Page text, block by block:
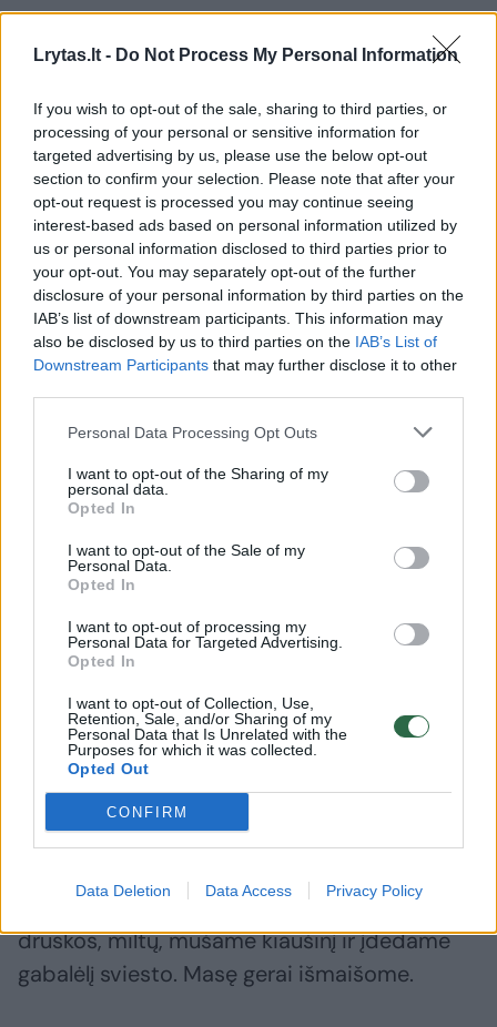
Lrytas.lt - Do Not Process My Personal Information
If you wish to opt-out of the sale, sharing to third parties, or
processing of your personal or sensitive information for
targeted advertising by us, please use the below opt-out
section to confirm your selection. Please note that after your
opt-out request is processed you may continue seeing
interest-based ads based on personal information utilized by
us or personal information disclosed to third parties prior to
your opt-out. You may separately opt-out of the further
disclosure of your personal information by third parties on the
IAB’s list of downstream participants. This information may
also be disclosed by us to third parties on the IAB’s List of
Downstream Participants that may further disclose it to other
Personal Data Processing Opt Outs
I want to opt-out of the Sharing of my
personal data.
Opted In
I want to opt-out of the Sale of my
Personal Data.
Opted In
I want to opt-out of processing my
Personal Data for Targeted Advertising.
Opted In
I want to opt-out of Collection, Use,
Retention, Sale, and/or Sharing of my
Personal Data that Is Unrelated with the
Purposes for which it was collected.
Opted Out
CONFIRM
Data Deletion Data Access Privacy Policy
Patiekti:
grietinės;
svogūnų laiškų;
spirgučių padažo.
Susiję straipsniai
pagal tradicinį žydišką
receptą: štai kuo jie ypatingi
Kaip gaminti
sugrūdame grūstuve. Į bulvių masę beriame
druskos, miltų, mušame kiaušinį ir įdedame
gabalėlį sviesto. Masę gerai išmaišome.